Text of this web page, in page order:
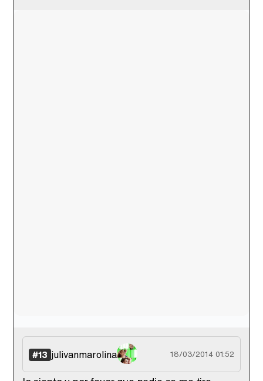
#13 julivanmarolina 18/03/2014 01:52